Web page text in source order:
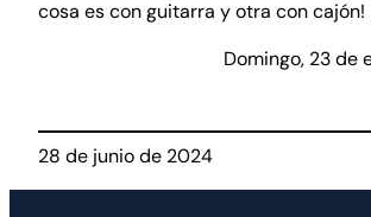
cosa es con guitarra y otra con cajón!
Domingo, 23 de
28 de junio de 2024